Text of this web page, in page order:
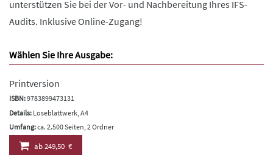
unterstützen Sie bei der Vor- und Nachbereitung Ihres IFS-
Audits. Inklusive Online-Zugang!
Wählen Sie Ihre Ausgabe:
Printversion
ISBN:9783899473131
Details: Loseblattwerk, A4
Umfang:ca. 2.500 Seiten, 2 Ordner
ab249,50 €